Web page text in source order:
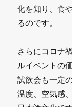
化を知り、食
るのです。
さらにコロナ
ルイベントの
試飲会も一定
温度、空気感